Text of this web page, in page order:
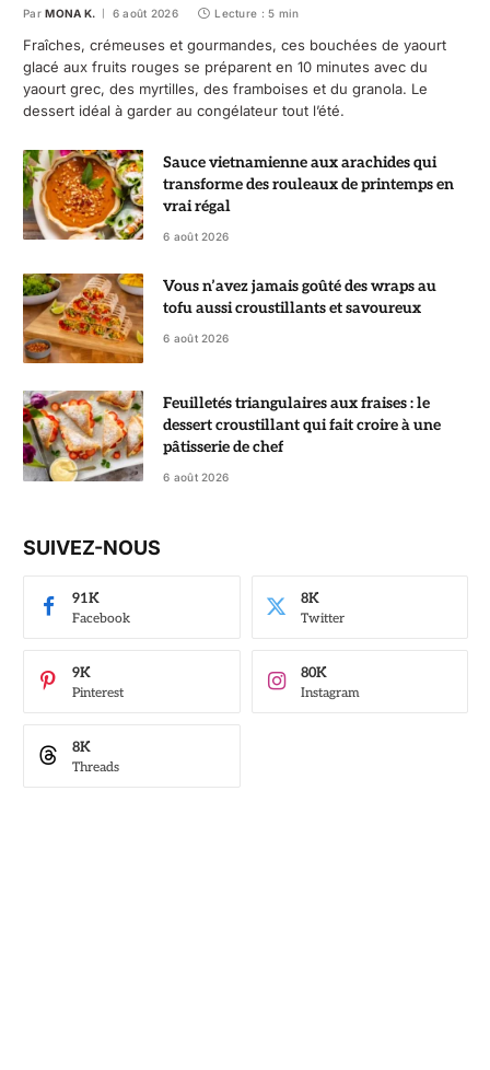
Par MONA K. 6 août 2026 Lecture : 5 min
Fraîches, crémeuses et gourmandes, ces bouchées de yaourt
glacé aux fruits rouges se préparent en 10 minutes avec du
yaourt grec, des myrtilles, des framboises et du granola. Le
dessert idéal à garder au congélateur tout l’été.
Sauce vietnamienne aux arachides qui
transforme des rouleaux de printemps en
vrai régal
6 août 2026
Vous n’avez jamais goûté des wraps au
tofu aussi croustillants et savoureux
6 août 2026
Feuilletés triangulaires aux fraises : le
dessert croustillant qui fait croire à une
pâtisserie de chef
6 août 2026
SUIVEZ-NOUS
Facebook
91K
Twitter
8K
Pinterest
9K
Instagram
80K
Threads
8K